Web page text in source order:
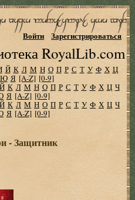
RoyalLib.com
Войти Зарегистрироваться
Й К Л М Н О П Р С Т У Ф Х Ц
Ю Я [A-Z] [0-9]
Й К Л М Н О П Р С Т У Ф Х Ц Ч
Я [A-Z] [0-9]
Й К Л М Н О П Р С Т У Ф Х Ц Ч
Я [A-Z] [0-9]
- Защитник